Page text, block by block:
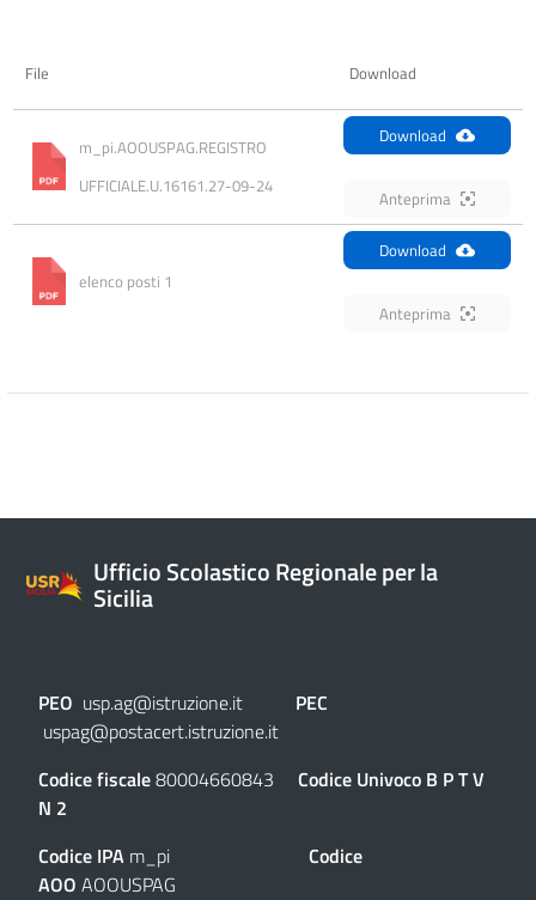
File Download
m_pi.AOOUSPAG.REGISTRO
UFFICIALE.U.16161.27-09-24
Download
Anteprima
elenco posti 1
Download
Anteprima
Ufficio Scolastico Regionale per la
Sicilia
PEO usp.ag@istruzione.it
PEC
uspag@postacert.istruzione.it
Codice fiscale80004660843 Codice Univoco B P T V
N 2
Codice IPA m_pi Codice
AOO AOOUSPAG